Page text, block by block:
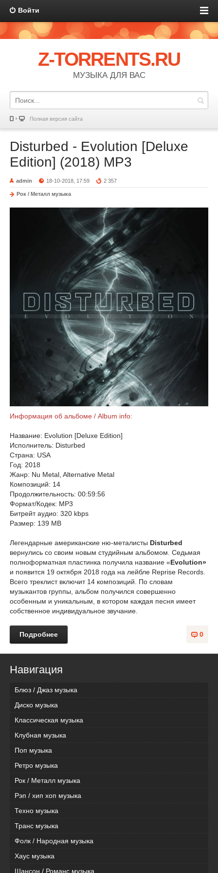
Войти
Z-TORRENTS.RU
МУЗЫКА ДЛЯ ВАС
Полная версия сайта
Disturbed - Evolution [Deluxe
Edition] (2018) MP3
admin 18-10-2018, 17:59 2 357
Рок / Металл музыка
Информация об альбоме / Album info:
Название: Evolution [Deluxe Edition]
Исполнитель: Disturbed
Страна: USA
Год: 2018
Жанр: Nu Metal, Alternative Metal
Композиций: 14
Продолжительность: 00:59:56
Формат/Кодек: MP3
Битрейт аудио: 320 kbps
Размер: 139 MB
Легендарные американские ню-металисты Disturbed
вернулись со своим новым студийным альбомом. Седьмая
полноформатная пластинка получила название «Evolution»
и появится 19 октября 2018 года на лейбле Reprise Records.
Всего треклист включит 14 композиций. По словам
музыкантов группы, альбом получился совершенно
особенным и уникальным, в котором каждая песня имеет
собственное индивидуальное звучание.
0
Подробнее
Навигация
Блюз / Джаз музыка
Диско музыка
Классическая музыка
Клубная музыка
Поп музыка
Ретро музыка
Рок / Металл музыка
Рэп / хип хоп музыка
Техно музыка
Транс музыка
Фолк / Народная музыка
Хаус музыка
Шансон / Романс музыка